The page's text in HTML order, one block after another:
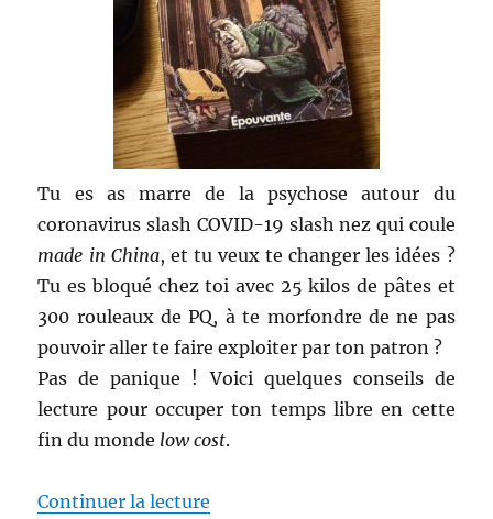
Tu es as marre de la psychose autour du
coronavirus slash COVID-19 slash nez qui coule
made in China, et tu veux te changer les idées ?
Tu es bloqué chez toi avec 25 kilos de pâtes et
300 rouleaux de PQ, à te morfondre de ne pas
pouvoir aller te faire exploiter par ton patron ?
Pas de panique ! Voici quelques conseils de
lecture pour occuper ton temps libre en cette
fin du monde low cost.
Continuer la lecture